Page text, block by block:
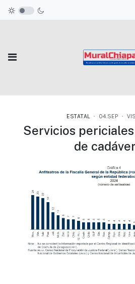
ESTATAL 04.SEP
Servicios
de